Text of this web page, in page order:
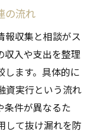
の流れ
報収集と相談がス
収入や支出を整理
します。具体的に
実行という流れ
条件が異なるた
して抜け漏れを防